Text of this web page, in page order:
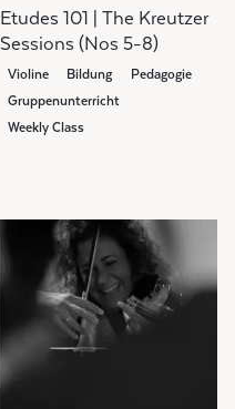
Etudes 101 | The Kreutzer
Sessions (Nos 5-8)
Violine Bildung
Pedagogie
Gruppenunterricht
Weekly Class